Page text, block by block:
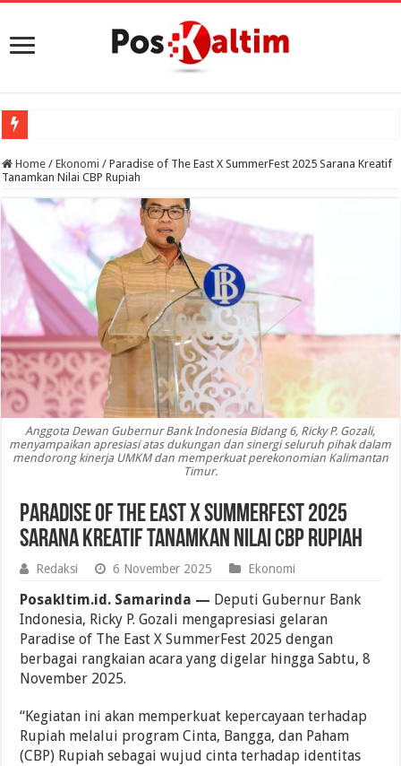
Home / Ekonomi / Paradise of The East X SummerFest 2025 Sarana Kreatif
Tanamkan Nilai CBP Rupiah
Anggota Dewan Gubernur Bank Indonesia Bidang 6, Ricky P. Gozali,
menyampaikan apresiasi atas dukungan dan sinergi seluruh pihak dalam
mendorong kinerja UMKM dan memperkuat perekonomian Kalimantan
Timur.
Paradise of The East X SummerFest 2025
Sarana Kreatif Tanamkan Nilai CBP Rupiah
Redaksi 6 November 2025 Ekonomi
Posakltim.id. Samarinda — Deputi Gubernur Bank
Indonesia, Ricky P. Gozali mengapresiasi gelaran
Paradise of The East X SummerFest 2025 dengan
berbagai rangkaian acara yang digelar hingga Sabtu, 8
November 2025.
“Kegiatan ini akan memperkuat kepercayaan terhadap
Rupiah melalui program Cinta, Bangga, dan Paham
(CBP) Rupiah sebagai wujud cinta terhadap identitas